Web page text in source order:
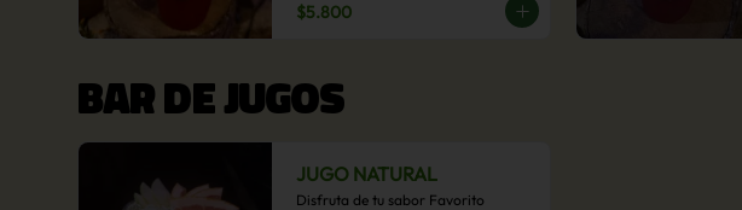
$5.800
BAR DE JUGOS
JUGO NATURAL
Disfruta de tu sabor Favorito